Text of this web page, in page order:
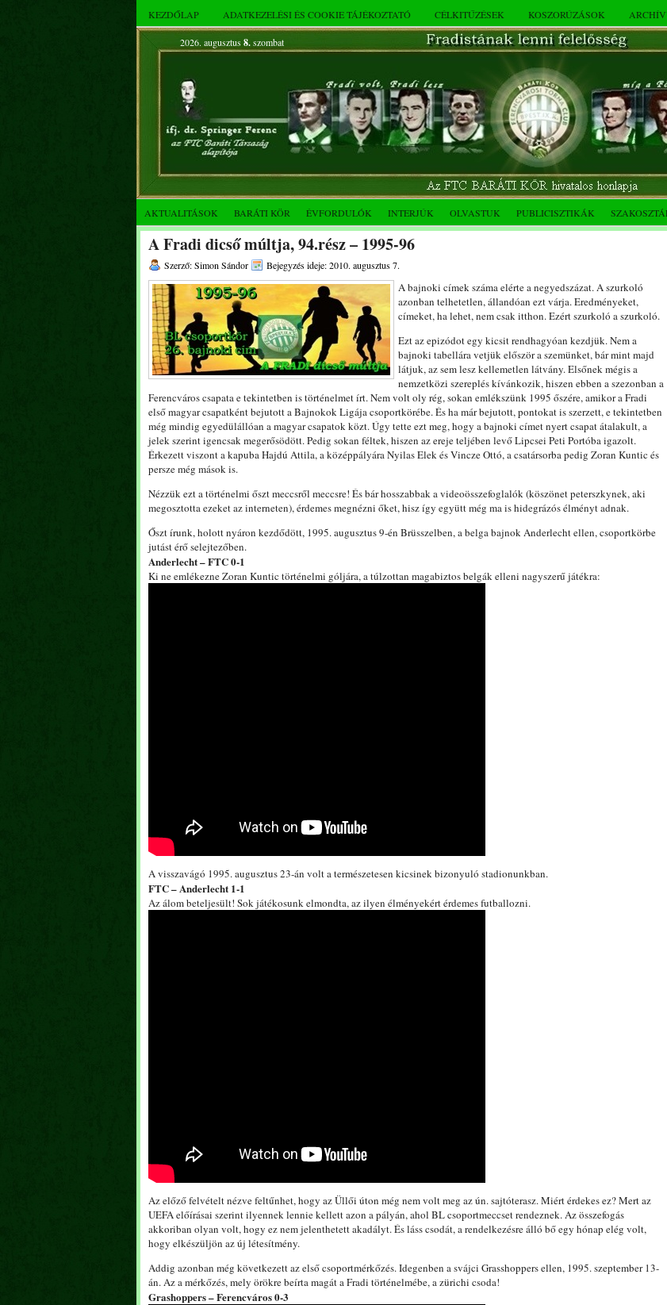
KEZDŐLAP ADATKEZELÉSI ÉS COOKIE TÁJÉKOZTATÓ CÉLKITŰZÉSEK KOSZORÚZÁSOK
2026. augusztus 8.szombat
AKTUALITÁSOK BARÁTI KÖR ÉVFORDULÓK INTERJÚK OLVASTUK PUBLICISZTIKÁK
A Fradi dicső múltja, 94.rész – 1995-96
Szerző: Simon Sándor Bejegyzés ideje: 2010. augusztus 7.
A bajnoki címek száma elérte a negyedszázat. A szurkoló
azonban telhetetlen, állandóan ezt várja. Eredményeket,
címeket, ha lehet, nem csak itthon. Ezért szurkoló a szurkoló.
Ezt az epizódot egy kicsit rendhagyóan kezdjük. Nem a
bajnoki tabellára vetjük először a szemünket, bár mint majd
látjuk, az sem lesz kellemetlen látvány. Elsőnek mégis a
nemzetközi szereplés kívánkozik, hiszen ebben a szezonban a
Ferencváros csapata e tekintetben is történelmet írt. Nem volt oly rég, sokan emlékszünk 1995 őszére, amikor a Fradi
első magyar csapatként bejutott a Bajnokok Ligája csoportkörébe. És ha már bejutott, pontokat is szerzett, e tekintetben
még mindig egyedülállóan a magyar csapatok közt. Úgy tette ezt meg, hogy a bajnoki címet nyert csapat átalakult, a
jelek szerint igencsak megerősödött. Pedig sokan féltek, hiszen az ereje teljében levő Lipcsei Peti Portóba igazolt.
Érkezett viszont a kapuba Hajdú Attila, a középpályára Nyilas Elek és Vincze Ottó, a csatársorba pedig Zoran Kuntic és
persze még mások is.
Nézzük ezt a történelmi őszt meccsről meccsre! És bár hosszabbak a videoösszefoglalók (köszönet peterszkynek, aki
megosztotta ezeket az interneten), érdemes megnézni őket, hisz így együtt még ma is hidegrázós élményt adnak.
Őszt írunk, holott nyáron kezdődött, 1995. augusztus 9-én Brüsszelben, a belga bajnok Anderlecht ellen, csoportkörbe
jutást érő selejtezőben.
Anderlecht – FTC 0-1
Ki ne emlékezne Zoran Kuntic történelmi góljára, a túlzottan magabiztos belgák elleni nagyszerű játékra:
A visszavágó 1995. augusztus 23-án volt a természetesen kicsinek bizonyuló stadionunkban.
FTC – Anderlecht 1-1
Az álom beteljesült! Sok játékosunk elmondta, az ilyen élményekért érdemes futballozni.
Az előző felvételt nézve feltűnhet, hogy az Üllői úton még nem volt meg az ún. sajtóterasz. Miért érdekes ez? Mert az
UEFA előírásai szerint ilyennek lennie kellett azon a pályán, ahol BL csoportmeccset rendeznek. Az összefogás
akkoriban olyan volt, hogy ez nem jelenthetett akadályt. És láss csodát, a rendelkezésre álló bő egy hónap elég volt,
hogy elkészüljön az új létesítmény.
Addig azonban még következett az első csoportmérkőzés. Idegenben a svájci Grasshoppers ellen, 1995. szeptember 13-
án. Az a mérkőzés, mely örökre beírta magát a Fradi történelmébe, a zürichi csoda!
Grashoppers – Ferencváros 0-3